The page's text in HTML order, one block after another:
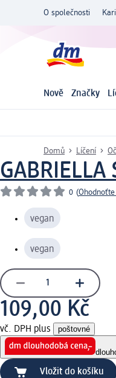
O společnosti
Nově Značky
Domů Líčení
GABRIELLA
0 (
vegan
vegan
109,00 Kč
vč. DPH plus poštovné
Vložit do košíku